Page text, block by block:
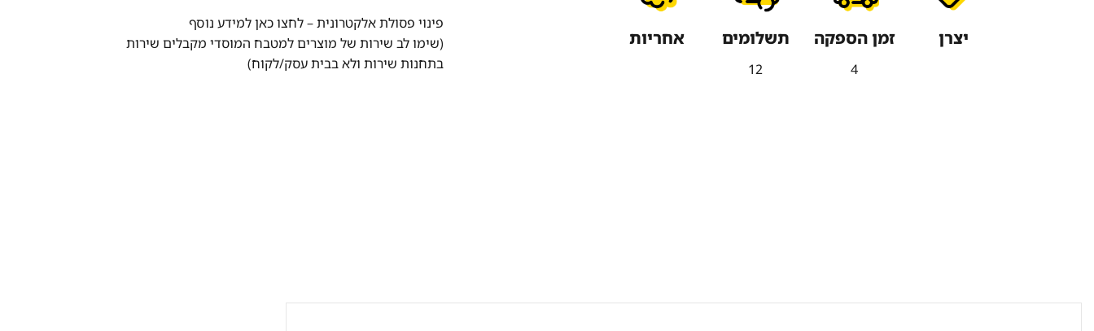
יצרן זמן הספקה
4
תשלומים
12
אחריות
פינוי פסולת אלקטרונית –לחצו כאן למידע נוסף
(שימו לב שירות של מוצרים למטבח המוסדי מקבלים שירות
בתחנות שירות ולא בבית עסק/לקוח)